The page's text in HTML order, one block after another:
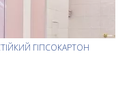
ГІПСОКАРТОН